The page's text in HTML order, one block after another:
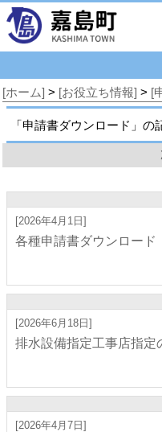
[ホーム] > [お役立ち情報] > [
「申請書ダウンロード」の
[2026年4月1日]
各種申請書ダウンロード
[2026年6月18日]
排水設備指定工事店指定
[2026年4月7日]